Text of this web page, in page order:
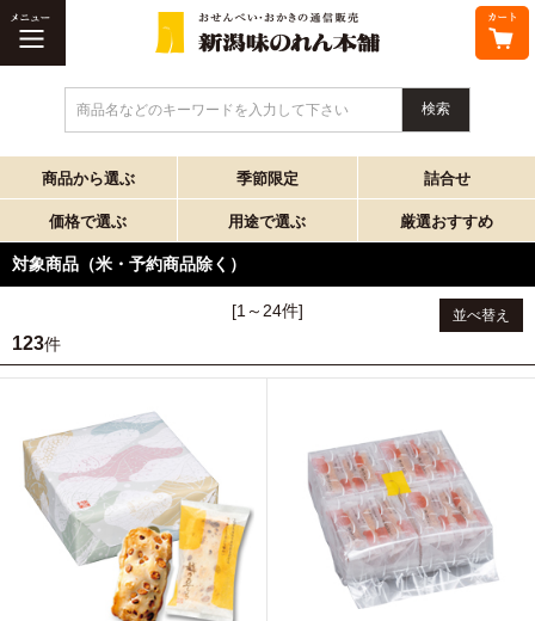
商品名などのキーワードを入力して下さい
商品から選ぶ 季節限定 詰合せ
価格で選ぶ 用途で選ぶ 厳選おすすめ
対象商品（米・予約商品除く）
並べ替え
[1～24件]
123件